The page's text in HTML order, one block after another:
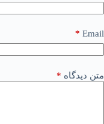
Email
*
متن دیدگاه *